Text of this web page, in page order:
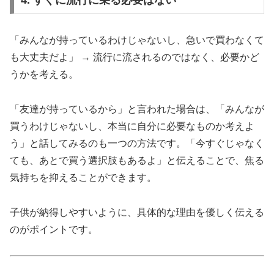
「みんなが持っているわけじゃないし、急いで買わなくて
も大丈夫だよ」 → 流行に流されるのではなく、必要かど
うかを考える。
「友達が持っているから」と言われた場合は、「みんなが
買うわけじゃないし、本当に自分に必要なものか考えよ
う」と話してみるのも一つの方法です。「今すぐじゃなく
ても、あとで買う選択肢もあるよ」と伝えることで、焦る
気持ちを抑えることができます。
子供が納得しやすいように、具体的な理由を優しく伝える
のがポイントです。